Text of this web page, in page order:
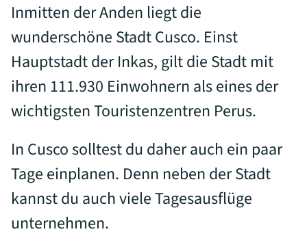
Inmitten der Anden liegt die
wunderschöne Stadt Cusco. Einst
Hauptstadt der Inkas, gilt die Stadt mit
ihren 111.930 Einwohnern als eines der
wichtigsten Touristenzentren Perus.
In Cusco solltest du daher auch ein paar
Tage einplanen. Denn neben der Stadt
kannst du auch viele Tagesausflüge
unternehmen.